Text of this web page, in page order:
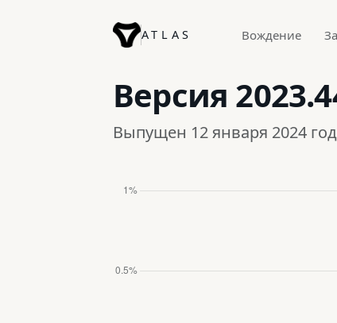
ATLAS Вождение
Версия
Выпущен 12 января 2024